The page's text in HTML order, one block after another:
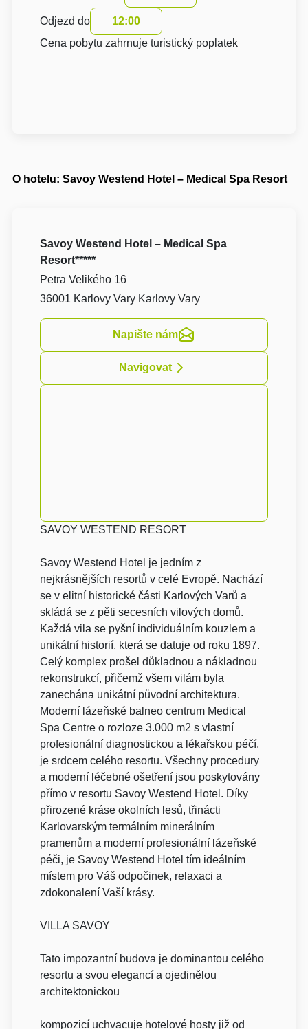
Odjezd do
12:00
Cena pobytu zahrnuje turistický poplatek
O hotelu: Savoy Westend Hotel – Medical Spa Resort
Savoy Westend Hotel – Medical Spa
Resort*****
Petra Velikého 16
36001 Karlovy Vary Karlovy Vary
Napište nám
Navigovat
SAVOY WESTEND RESORT
Savoy Westend Hotel je jedním z
nejkrásnějších resortů v celé Evropě. Nachází
se v elitní historické části Karlových Varů a
skládá se z pěti secesních vilových domů.
Každá vila se pyšní individuálním kouzlem a
unikátní historií, která se datuje od roku 1897.
Celý komplex prošel důkladnou a nákladnou
rekonstrukcí, přičemž všem vilám byla
zanechána unikátní původní architektura.
Moderní lázeňské balneo centrum Medical
Spa Centre o rozloze 3.000 m2 s vlastní
profesionální diagnostickou a lékařskou péčí,
je srdcem celého resortu. Všechny procedury
a moderní léčebné ošetření jsou poskytovány
přímo v resortu Savoy Westend Hotel. Díky
přirozené kráse okolních lesů, třinácti
Karlovarským termálním minerálním
pramenům a moderní profesionální lázeňské
péči, je Savoy Westend Hotel tím ideálním
místem pro Váš odpočinek, relaxaci a
zdokonalení Vaší krásy.
VILLA SAVOY
Tato impozantní budova je dominantou celého
resortu a svou elegancí a ojedinělou
architektonickou
kompozicí uchvacuje hotelové hosty již od